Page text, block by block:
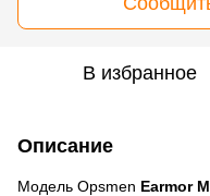
В избранное
Описание
Модель Opsmen Earmor